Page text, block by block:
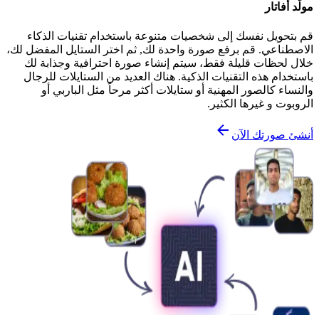
مولّد أفاتار
قم بتحويل نفسك إلى شخصيات متنوعة باستخدام تقنيات الذكاء
الاصطناعي. قم برفع صورة واحدة لك, ثم اختر الستايل المفضل لك،
خلال لحظات قليلة فقط، سيتم إنشاء صورة احترافية وجذابة لك
باستخدام هذه التقنيات الذكية. هناك العديد من الستايلات للرجال
والنساء كالصور المهنية أو ستايلات أكثر مرحاً مثل الباربي أو
الروبوت و غيرها الكثير.
أنشئ صورتك الآن